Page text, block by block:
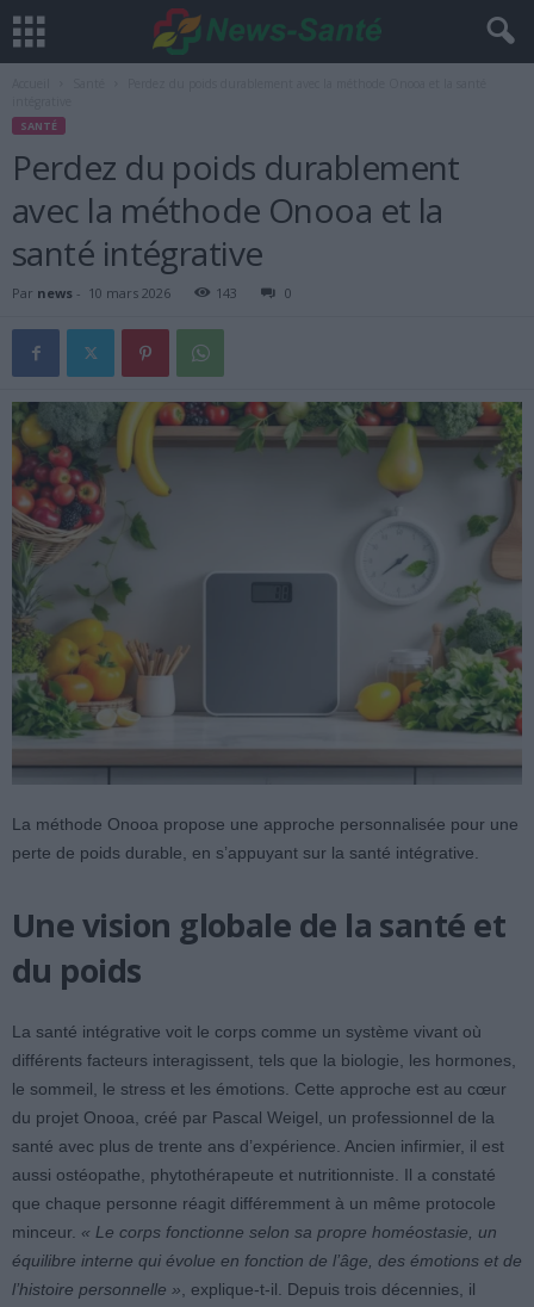
SANTÉ
Perdez du poids durablement
avec la méthode Onooa et la
santé intégrative
Par news - 10 mars 2026 143 0
La méthode Onooa propose une approche personnalisée pour une
perte de poids durable, en s’appuyant sur la santé intégrative.
Une vision globale de la santé et
du poids
La santé intégrative voit le corps comme un système vivant où
différents facteurs interagissent, tels que la biologie, les hormones,
le sommeil, le stress et les émotions. Cette approche est au cœur
du projet Onooa, créé par Pascal Weigel, un professionnel de la
santé avec plus de trente ans d’expérience. Ancien infirmier, il est
aussi ostéopathe, phytothérapeute et nutritionniste. Il a constaté
que chaque personne réagit différemment à un même protocole
minceur. « Le corps fonctionne selon sa propre homéostasie, un
équilibre interne qui évolue en fonction de l’âge, des émotions et de
l’histoire personnelle » , explique-t-il. Depuis trois décennies, il